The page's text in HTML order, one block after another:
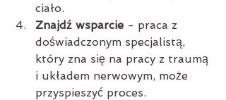
ciało.
Znajdź wsparcie - praca z
doświadczonym specjalistą,
który zna się na pracy z traumą
i układem nerwowym, może
przyspieszyć proces.